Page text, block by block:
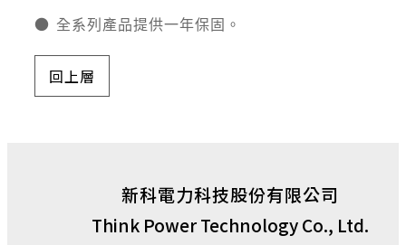
● 全系列產品提供一年保固。
回上層
新科電力科技股份有限公司
Think Power Technology Co., Ltd.